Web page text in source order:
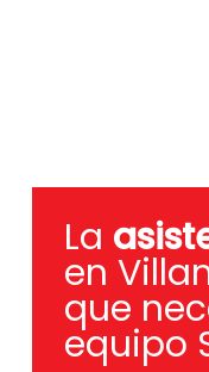
La
en
que
equipo